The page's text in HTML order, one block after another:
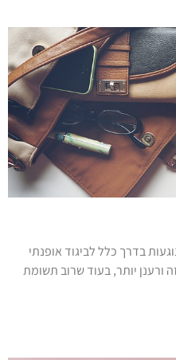
בדרך כלל לביגוד אופנתי
ורענן יותר, בעוד שרוב תשומת